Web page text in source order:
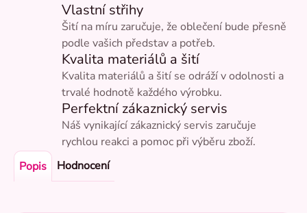
Vlastní střihy
Šití na míru zaručuje, že oblečení bude přesně
podle vašich představ a potřeb.
Kvalita materiálů a šití
Kvalita materiálů a šití se odráží v odolnosti a
trvalé hodnotě každého výrobku.
Perfektní zákaznický servis
Náš vynikající zákaznický servis zaručuje
rychlou reakci a pomoc při výběru zboží.
Popis
Hodnocení